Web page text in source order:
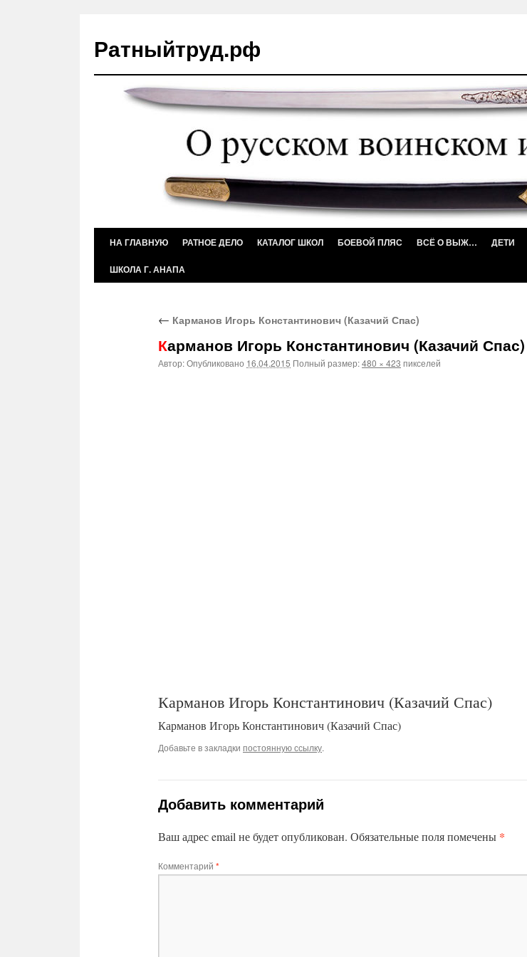
Ратныйтруд.рф
Перейти
НА ГЛАВНУЮ РАТНОЕ ДЕЛО КАТАЛОГ ШКОЛ БОЕВОЙ ПЛЯС ВСЁ О ВЫЖ… ДЕТИ
ШКОЛА Г. АНАПА
← Карманов Игорь Константинович (Казачий Спас)
Карманов Игорь Константинович (Казачий Спас)
Автор:Опубликовано 16.04.2015 Полный размер:480 × 423 пикселей
Карманов Игорь Константинович (Казачий Спас)
Карманов Игорь Константинович (Казачий Спас)
Добавьте в закладки постоянную ссылку.
Добавить комментарий
Ваш адрес email не будет опубликован. Обязательные поля помечены *
Комментарий *